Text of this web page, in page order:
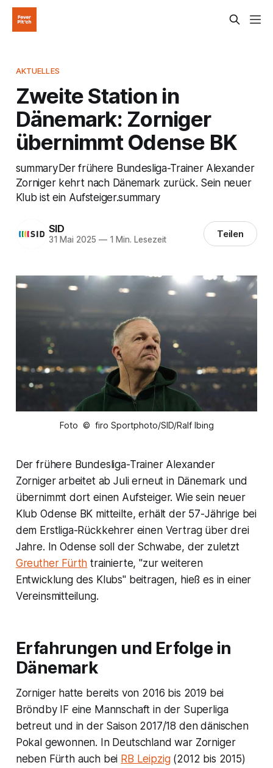
AKTUELLES
Zweite Station in
Dänemark: Zorniger
übernimmt Odense BK
summaryDer frühere Bundesliga-Trainer Alexander
Zorniger kehrt nach Dänemark zurück. Sein neuer
Klub ist ein Aufsteiger.summary
SID
31 Mai 2025 —1 Min. Lesezeit Teilen
Foto © firo Sportphoto/SID/Ralf Ibing
Der frühere Bundesliga-Trainer Alexander
Zorniger arbeitet ab Juli erneut in Dänemark und
übernimmt dort einen Aufsteiger. Wie sein neuer
Klub Odense BK mitteilte, erhält der 57-Jährige bei
dem Erstliga-Rückkehrer einen Vertrag über drei
Jahre. In Odense soll der Schwabe, der zuletzt
Greuther Fürth trainierte, "zur weiteren
Entwicklung des Klubs" beitragen, hieß es in einer
Vereinsmitteilung.
Erfahrungen und Erfolge in
Dänemark
Zorniger hatte bereits von 2016 bis 2019 bei
Bröndby IF eine Mannschaft in der Superliga
betreut und in der Saison 2017/18 den dänischen
Pokal gewonnen. In Deutschland war Zorniger
neben Fürth auch bei RB Leipzig(2012 bis 2015)